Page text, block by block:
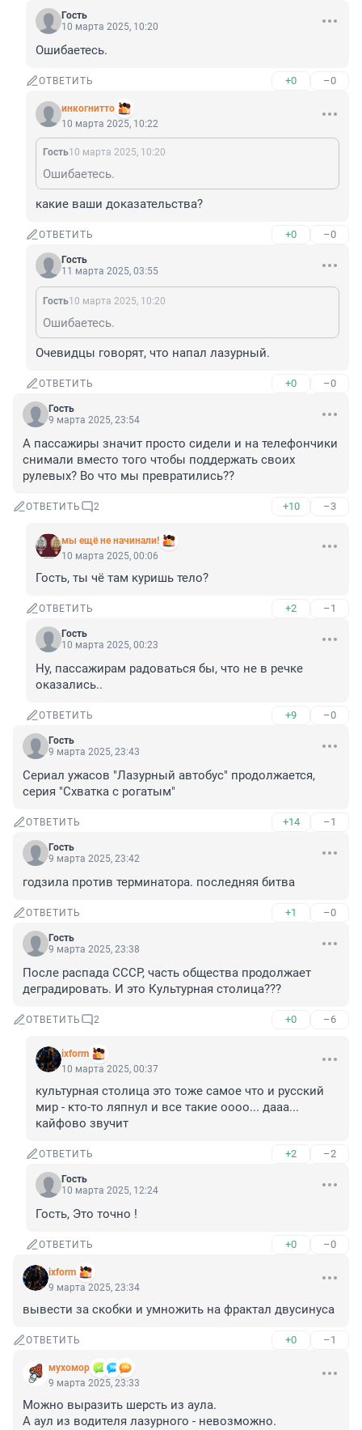
Гость
10 марта 2025, 10:20
Ошибаетесь.
ОТВЕТИТЬ +0 –0
инкогнитто
10 марта 2025, 10:22
Гость10 марта 2025, 10:20
Ошибаетесь.
какие ваши доказательства?
ОТВЕТИТЬ +0 –0
Гость
11 марта 2025, 03:55
Гость10 марта 2025, 10:20
Ошибаетесь.
Очевидцы говорят, что напал лазурный.
ОТВЕТИТЬ +0 –0
Гость
9 марта 2025, 23:54
А пассажиры значит просто сидели и на телефончики
снимали вместо того чтобы поддержать своих
рулевых? Во что мы превратились??
ОТВЕТИТЬ 2 +10 –3
мы ещё не начинали!
10 марта 2025, 00:06
Гость, ты чё там куришь тело?
ОТВЕТИТЬ +2 –1
Гость
10 марта 2025, 00:23
Ну, пассажирам радоваться бы, что не в речке
оказались..
ОТВЕТИТЬ +9 –0
Гость
9 марта 2025, 23:43
Сериал ужасов "Лазурный автобус" продолжается,
серия "Схватка с рогатым"
ОТВЕТИТЬ +14 –1
Гость
9 марта 2025, 23:42
годзила против терминатора. последняя битва
ОТВЕТИТЬ +1 –0
Гость
9 марта 2025, 23:38
После распада СССР, часть общества продолжает
деградировать. И это Культурная столица???
ОТВЕТИТЬ 2 +0 –6
ixform
10 марта 2025, 00:37
культурная столица это тоже самое что и русский
мир - кто-то ляпнул и все такие оооо... дааа...
кайфово звучит
ОТВЕТИТЬ +2 –2
Гость
10 марта 2025, 12:24
Гость, Это точно !
ОТВЕТИТЬ +0 –0
ixform
9 марта 2025, 23:34
вывести за скобки и умножить на фрактал двусинуса
ОТВЕТИТЬ +0 –1
мухомор
9 марта 2025, 23:33
Можно выразить шерсть из аула.
А аул из водителя лазурного - невозможно.